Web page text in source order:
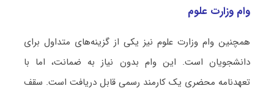
وام وزارت علوم
همچنین وام وزارت علوم نیز یکی از گزینه‌های متداول برای
دانشجویان است. این وام بدون نیاز به ضمانت، اما با
تعهدنامه محضری یک کارمند رسمی قابل دریافت است. سقف